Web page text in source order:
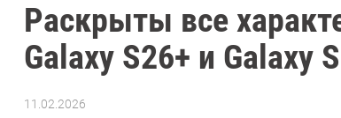
Раскрыты все
Galaxy S26+ и Galaxy
11.02.2026